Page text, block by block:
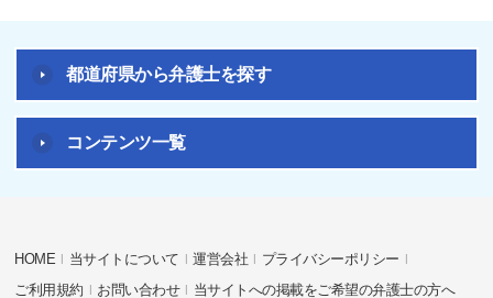
都道府県から弁護士を探す
コンテンツ一覧
HOME 当サイトについて 運営会社
プライバシーポリシー
ご利用規約
お問い合わせ 当サイトへの掲載をご希望の弁護士の方へ